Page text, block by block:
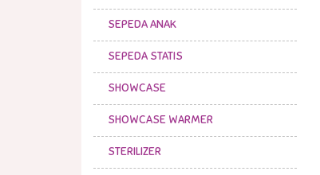
SEPEDA ANAK
SEPEDA STATIS
SHOWCASE
SHOWCASE WARMER
STERILIZER